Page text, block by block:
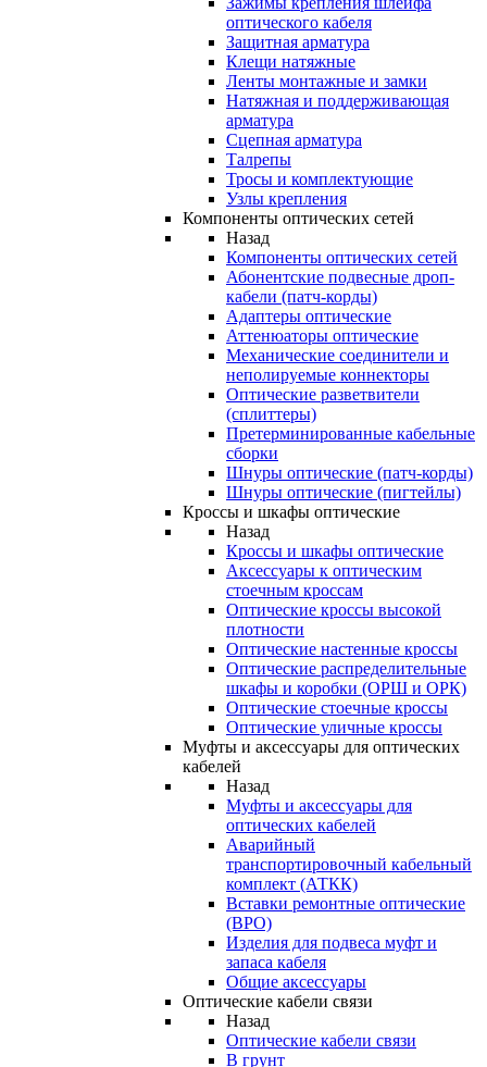
оптического кабеля
Защитная арматура
Клещи натяжные
Ленты монтажные и замки
Натяжная и поддерживающая
арматура
Сцепная арматура
Талрепы
Тросы и комплектующие
Узлы крепления
Компоненты оптических сетей
Назад
Компоненты оптических сетей
Абонентские подвесные дроп-
кабели (патч-корды)
Адаптеры оптические
Аттенюаторы оптические
Механические соединители и
неполируемые коннекторы
Оптические разветвители
(сплиттеры)
Претерминированные кабельные
сборки
Шнуры оптические (патч-корды)
Шнуры оптические (пигтейлы)
Кроссы и шкафы оптические
Назад
Кроссы и шкафы оптические
Аксессуары к оптическим
стоечным кроссам
Оптические кроссы высокой
плотности
Оптические настенные кроссы
Оптические распределительные
шкафы и коробки (ОРШ и ОРК)
Оптические стоечные кроссы
Оптические уличные кроссы
Муфты и аксессуары для оптических
кабелей
Назад
Муфты и аксессуары для
оптических кабелей
Аварийный
транспортировочный кабельный
комплект (АТКК)
Вставки ремонтные оптические
(ВРО)
Изделия для подвеса муфт и
запаса кабеля
Общие аксессуары
Оптические кабели связи
Назад
Оптические кабели связи
В грунт